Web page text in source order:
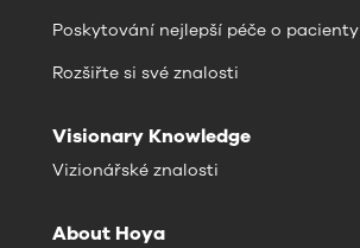
Poskytování nejlepší péče o pacienty
Rozšiřte si své znalosti
Visionary Knowledge
Vizionářské znalosti
About Hoya